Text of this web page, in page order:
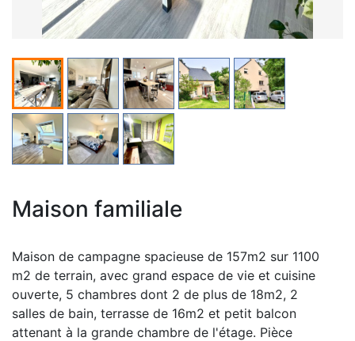
Maison familiale
Maison de campagne spacieuse de 157m2 sur 1100
m2 de terrain, avec grand espace de vie et cuisine
ouverte, 5 chambres dont 2 de plus de 18m2, 2
salles de bain, terrasse de 16m2 et petit balcon
attenant à la grande chambre de l'étage. Pièce